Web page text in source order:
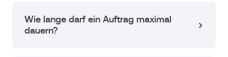
Wie lange darf ein Auftrag maximal
dauern?